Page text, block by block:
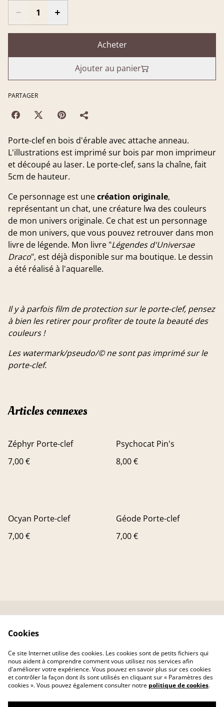
Acheter
Ajouter au panier
PARTAGER
Porte-clef en bois d'érable avec attache anneau.
L'illustrations est imprimé sur bois par mon imprimeur
et découpé au laser. Le porte-clef, sans la chaîne, fait
5cm de hauteur.
Ce personnage est unecréation originale,
représentant un chat, une créature lwa des couleurs
de mon univers originale. Ce chat est un personnage
de mon univers, que vous pouvez retrouver dans mon
livre de légende. Mon livre "Légendes d'Universae
Draco", est déjà disponible sur ma boutique. Le dessin
a été réalisé à l'aquarelle.
Il y à parfois film de protection sur le porte-clef, pensez
à bien les retirer pour profiter de toute la beauté des
couleurs !
Les watermark/pseudo/© ne sont pas imprimé sur le
porte-clef.
Articles connexes
Zéphyr Porte-clef
7,00 €
Psychocat Pin's
8,00 €
Ocyan Porte-clef
7,00 €
Géode Porte-clef
7,00 €
confidentialité
Politique de cookies
Cookies
Ce site Internet utilise des cookies. Les cookies sont de petits fichiers qui
nous aident à comprendre comment vous utilisez nos services afin
d'améliorer votre expérience. Vous pouvez en savoir plus sur ces cookies
et contrôler la façon dont ils sont utilisés en cliquant sur « Paramètres des
cookies ». Vous pouvez également consulter notre politique de cookies.